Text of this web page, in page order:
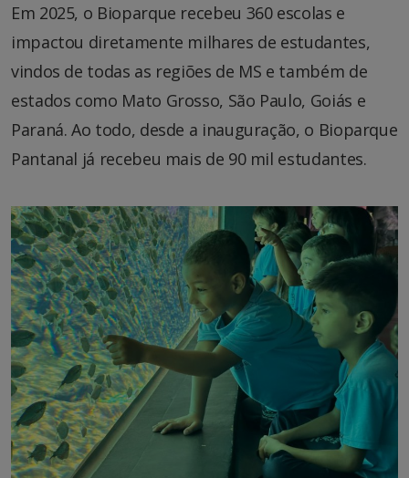
Em 2025, o Bioparque recebeu 360 escolas e
impactou diretamente milhares de estudantes,
vindos de todas as regiões de MS e também de
estados como Mato Grosso, São Paulo, Goiás e
Paraná. Ao todo, desde a inauguração, o Bioparque
Pantanal já recebeu mais de 90 mil estudantes.